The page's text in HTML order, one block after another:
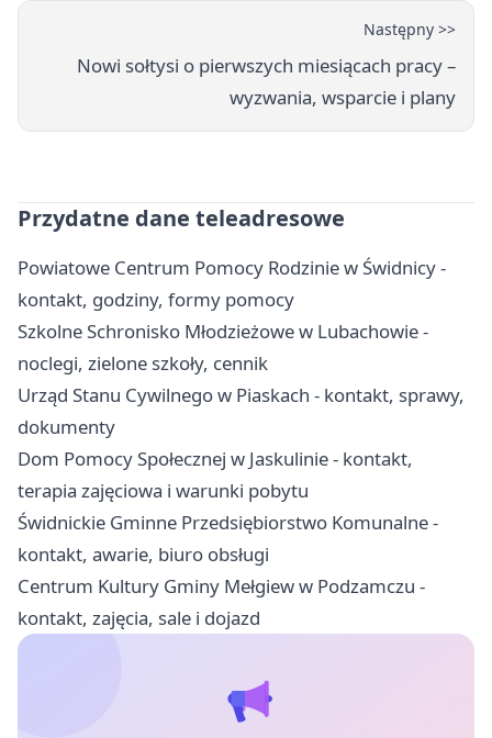
Następny >>
Nowi sołtysi o pierwszych miesiącach pracy –
wyzwania, wsparcie i plany
Przydatne dane teleadresowe
Powiatowe Centrum Pomocy Rodzinie w Świdnicy -
kontakt, godziny, formy pomocy
Szkolne Schronisko Młodzieżowe w Lubachowie -
noclegi, zielone szkoły, cennik
Urząd Stanu Cywilnego w Piaskach - kontakt, sprawy,
dokumenty
Dom Pomocy Społecznej w Jaskulinie - kontakt,
terapia zajęciowa i warunki pobytu
Świdnickie Gminne Przedsiębiorstwo Komunalne -
kontakt, awarie, biuro obsługi
Centrum Kultury Gminy Mełgiew w Podzamczu -
kontakt, zajęcia, sale i dojazd